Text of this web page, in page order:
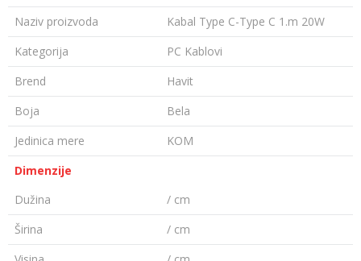
Naziv proizvoda
Kabal Type C-Type C 1.m 20W
Kategorija
PC Kablovi
Brend
Havit
Boja
Bela
Jedinica mere
KOM
Dimenzije
Dužina
/ cm
Širina
/ cm